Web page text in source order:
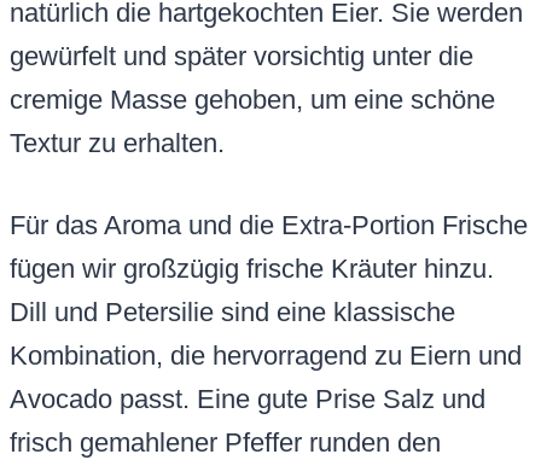
natürlich die hartgekochten Eier. Sie werden
gewürfelt und später vorsichtig unter die
cremige Masse gehoben, um eine schöne
Textur zu erhalten.
Für das Aroma und die Extra-Portion Frische
fügen wir großzügig frische Kräuter hinzu.
Dill und Petersilie sind eine klassische
Kombination, die hervorragend zu Eiern und
Avocado passt. Eine gute Prise Salz und
frisch gemahlener Pfeffer runden den